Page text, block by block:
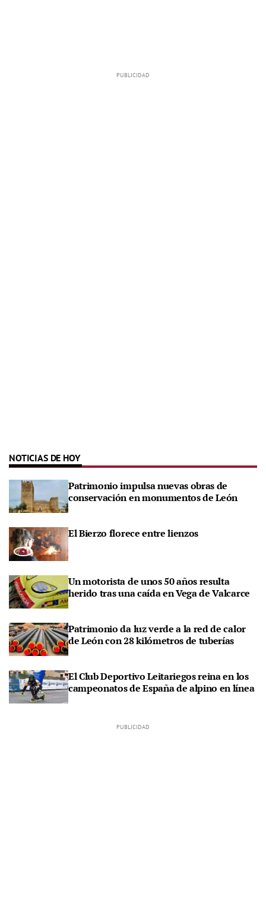
NOTICIAS DE HOY
Patrimonio impulsa nuevas obras de
conservación en monumentos de León
El Bierzo florece entre lienzos
Un motorista de unos 50 años resulta
herido tras una caída en Vega de Valcarce
Patrimonio da luz verde a la red de calor
de León con 28 kilómetros de tuberías
El Club Deportivo Leitariegos reina en los
campeonatos de España de alpino en línea